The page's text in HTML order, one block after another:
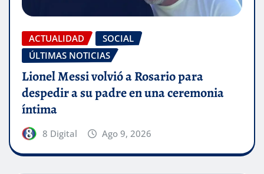
ACTUALIDAD
SOCIAL
ÚLTIMAS NOTICIAS
Lionel Messi volvió a Rosario para
despedir a su padre en una ceremonia
íntima
8 Digital Ago 9, 2026